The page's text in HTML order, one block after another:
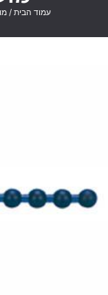
עמוד הבית /